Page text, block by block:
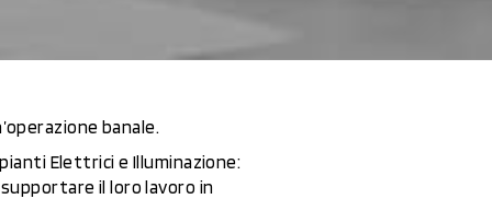
banale.
Elettrici e Illuminazione:
il loro lavoro in